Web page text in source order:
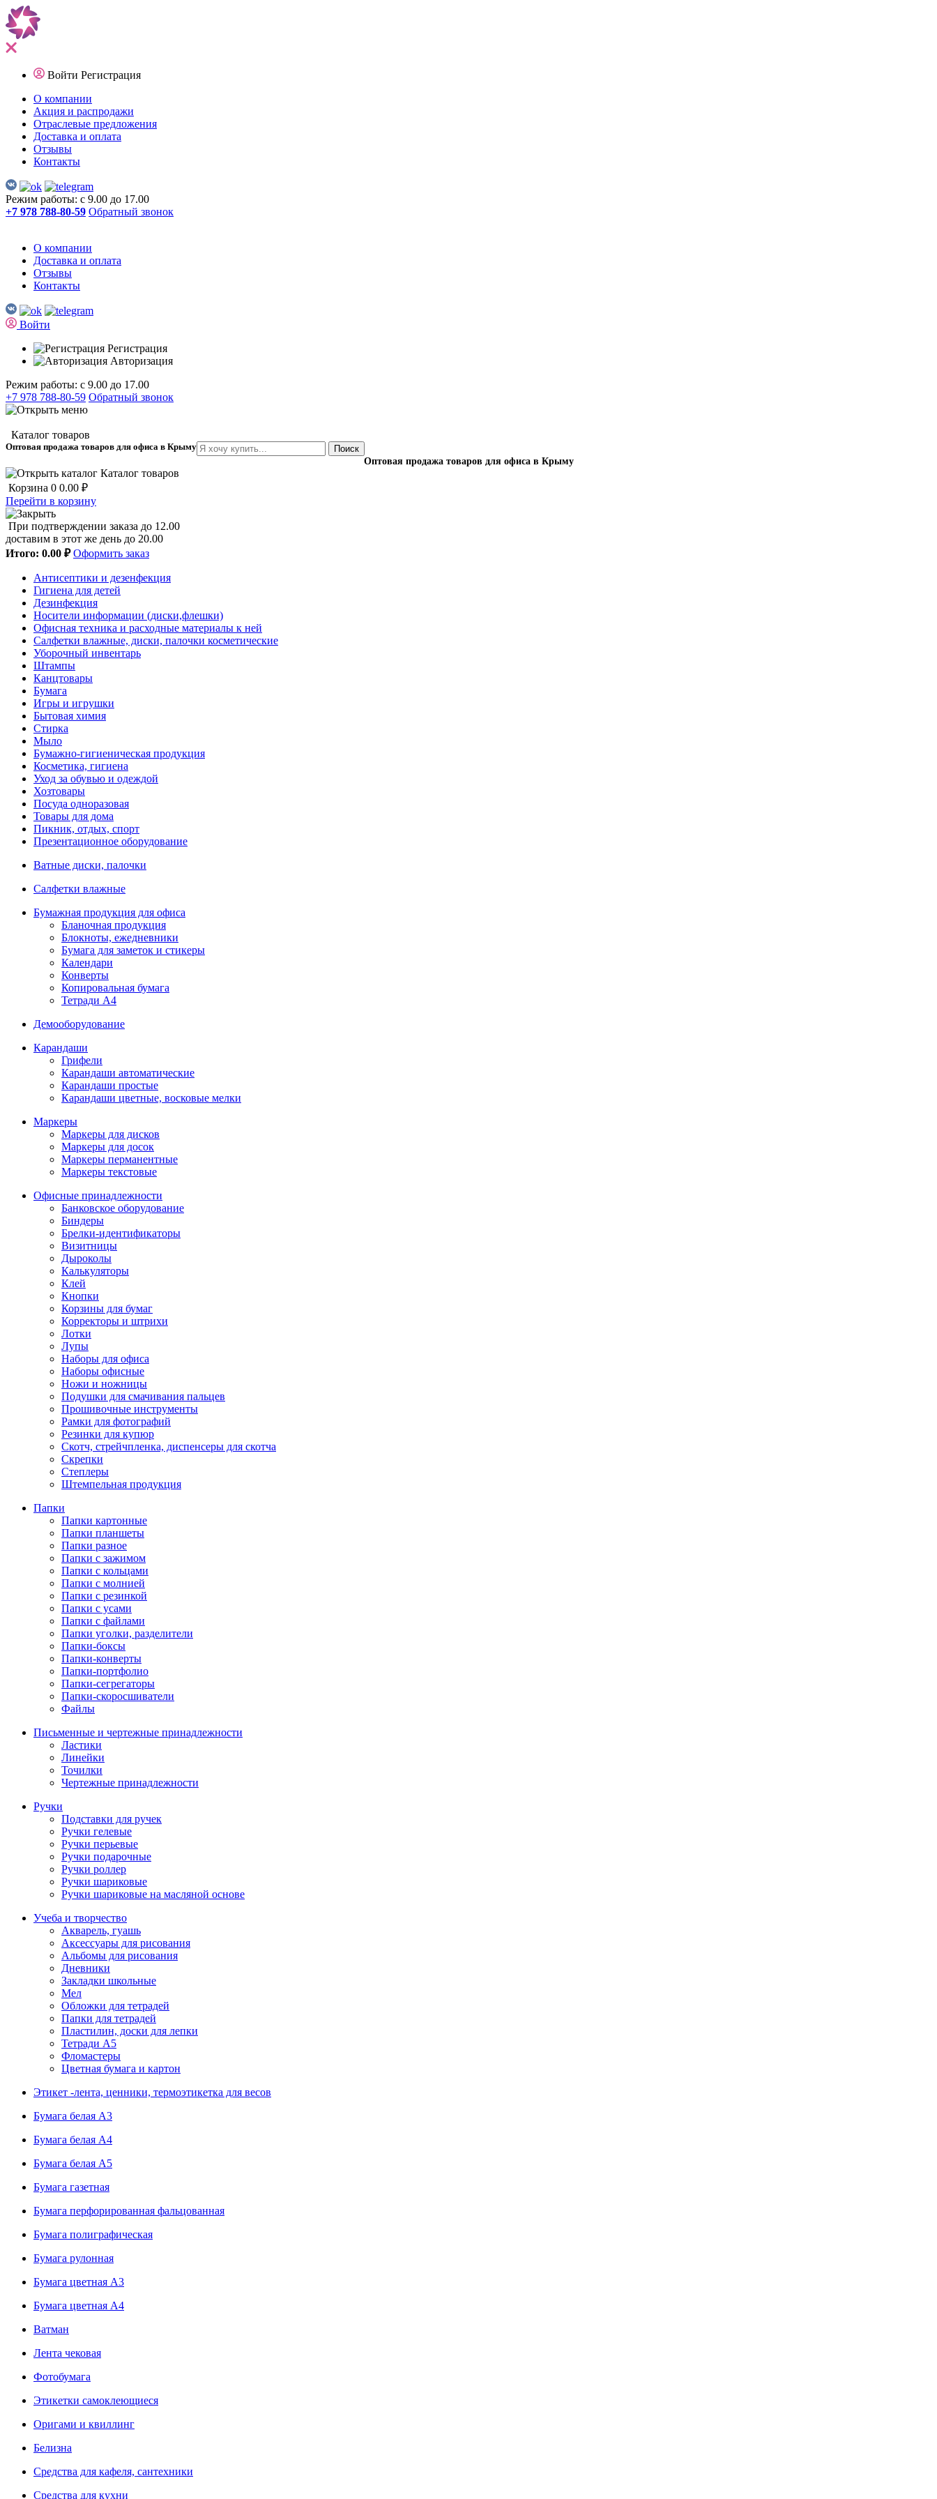
Войти Регистрация
О компании
Акция и распродажи
Отраслевые предложения
Доставка и оплата
Отзывы
Контакты
Режим работы: с 9.00 до 17.00
+7 978 788-80-59 Обратный звонок
О компании
Доставка и оплата
Отзывы
Контакты
Войти
Регистрация
Авторизация
Режим работы: с 9.00 до 17.00
+7 978 788-80-59 Обратный звонок
Каталог товаров
Оптовая продажа товаров для офиса в Крыму
Поиск
Оптовая продажа товаров для офиса в Крыму
Каталог товаров
Корзина 0 0.00 ₽
Перейти в корзину
При подтверждении заказа до 12.00
доставим в этот же день до 20.00
Итого: 0.00 ₽ Оформить заказ
Антисептики и дезенфекция
Гигиена для детей
Дезинфекция
Носители информации (диски,флешки)
Офисная техника и расходные материалы к ней
Салфетки влажные, диски, палочки косметические
Уборочный инвентарь
Штампы
Канцтовары
Бумага
Игры и игрушки
Бытовая химия
Стирка
Мыло
Бумажно-гигиеническая продукция
Косметика, гигиена
Уход за обувью и одеждой
Хозтовары
Посуда одноразовая
Товары для дома
Пикник, отдых, спорт
Презентационное оборудование
Ватные диски, палочки
Салфетки влажные
Бумажная продукция для офиса
Бланочная продукция
Блокноты, ежедневники
Бумага для заметок и стикеры
Календари
Конверты
Копировальная бумага
Тетради А4
Демооборудование
Карандаши
Грифели
Карандаши автоматические
Карандаши простые
Карандаши цветные, восковые мелки
Маркеры
Маркеры для дисков
Маркеры для досок
Маркеры перманентные
Маркеры текстовые
Офисные принадлежности
Банковское оборудование
Биндеры
Брелки-идентификаторы
Визитницы
Дыроколы
Калькуляторы
Клей
Кнопки
Корзины для бумаг
Корректоры и штрихи
Лотки
Лупы
Наборы для офиса
Наборы офисные
Ножи и ножницы
Подушки для смачивания пальцев
Прошивочные инструменты
Рамки для фотографий
Резинки для купюр
Скотч, стрейчпленка, диспенсеры для скотча
Скрепки
Степлеры
Штемпельная продукция
Папки
Папки картонные
Папки планшеты
Папки разное
Папки с зажимом
Папки с кольцами
Папки с молнией
Папки с резинкой
Папки с усами
Папки с файлами
Папки уголки, разделители
Папки-боксы
Папки-конверты
Папки-портфолио
Папки-сегрегаторы
Папки-скоросшиватели
Файлы
Письменные и чертежные принадлежности
Ластики
Линейки
Точилки
Чертежные принадлежности
Ручки
Подставки для ручек
Ручки гелевые
Ручки перьевые
Ручки подарочные
Ручки роллер
Ручки шариковые
Ручки шариковые на масляной основе
Учеба и творчество
Акварель, гуашь
Аксессуары для рисования
Альбомы для рисования
Дневники
Закладки школьные
Мел
Обложки для тетрадей
Папки для тетрадей
Пластилин, доски для лепки
Тетради А5
Фломастеры
Цветная бумага и картон
Этикет -лента, ценники, термоэтикетка для весов
Бумага белая А3
Бумага белая А4
Бумага белая А5
Бумага газетная
Бумага перфорированная фальцованная
Бумага полиграфическая
Бумага рулонная
Бумага цветная А3
Бумага цветная А4
Ватман
Лента чековая
Фотобумага
Этикетки самоклеющиеся
Оригами и квиллинг
Белизна
Средства для кафеля, сантехники
Средства для кухни